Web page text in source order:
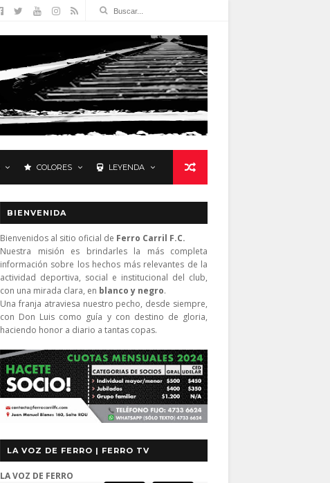
COLORES LEYENDA
BIENVENIDA
Bienvenidos al sitio oficial de Ferro Carril F.C.
Nuestra misión es brindarles la más completa
información sobre los hechos más relevantes de la
actividad deportiva, social e institucional del club,
con una mirada clara, en blanco y negro.
Una franja atraviesa nuestro pecho, desde siempre,
con Don Luis como guía y con destino de gloria,
haciendo honor a diario a tantas copas.
LA VOZ DE FERRO | FERRO TV
LA VOZ DE FERRO